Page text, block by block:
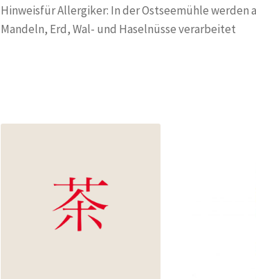
Hinweisfür Allergiker: In der Ostseemühle werden
Mandeln, Erd, Wal- und Haselnüsse verarbeitet